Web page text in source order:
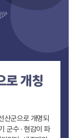
로 개칭
산군으로 개명되
군수 · 현감이 파